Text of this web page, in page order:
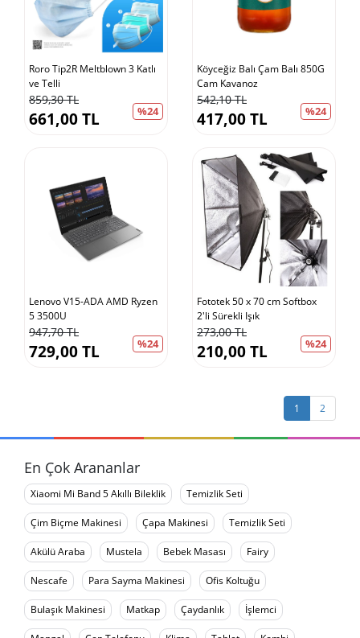
Roro Tip2R Meltblown 3 Katlı
ve Telli
859,30 TL
%24
661,00 TL
Köyceğiz Balı Çam Balı 850G
Cam Kavanoz
542,10 TL
%24
417,00 TL
Lenovo V15-ADA AMD Ryzen
5 3500U
947,70 TL
%24
729,00 TL
Fototek 50 x 70 cm Softbox
2'li Sürekli Işık
273,00 TL
%24
210,00 TL
1 2
En Çok Arananlar
Xiaomi Mi Band 5 Akıllı Bileklik Temizlik Seti
Çim Biçme Makinesi Çapa Makinesi Temizlik Seti
Akülü Araba Mustela Bebek Masası Fairy
Nescafe Para Sayma Makinesi Ofis Koltuğu
Bulaşık Makinesi Matkap Çaydanlık İşlemci